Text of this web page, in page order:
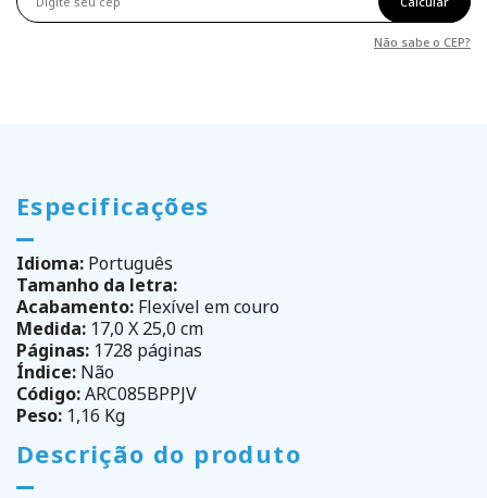
Não sabe o CEP?
Especificações
Idioma: Português
Tamanho da letra:
Acabamento: Flexível em couro
Medida: 17,0 X 25,0 cm
Páginas: 1728 páginas
Índice: Não
Código:ARC085BPPJV
Peso: 1,16 Kg
Descrição do produto